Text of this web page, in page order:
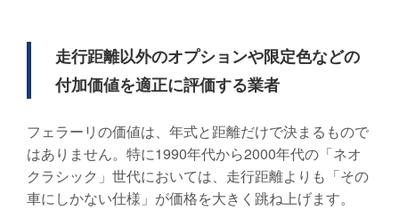
走行距離以外のオプションや限定色などの
付加価値を適正に評価する業者
フェラーリの価値は、年式と距離だけで決まるもので
はありません。特に1990年代から2000年代の「ネオ
クラシック」世代においては、走行距離よりも「その
車にしかない仕様」が価格を大きく跳ね上げます。